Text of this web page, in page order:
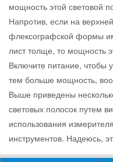
мощность этой световой
Напротив, если на
флексографской формы
лист толще, то мощность
Включите питание, чтобы
тем больше мощность,
Выше приведены
световых полосок путем
использования
инструментов. Надеюсь,